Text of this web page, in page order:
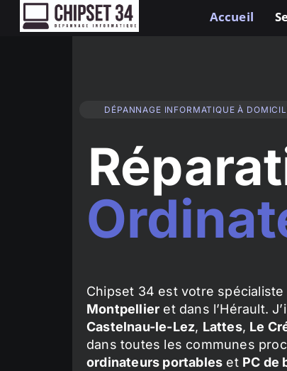
Accueil
DÉPANNAGE INFORMATIQUE À
Chipset 34 est votre
Montpellier et dans l’Hérault.
Castelnau-le-Lez, Lattes, Le
dans toutes les communes
ordinateurs portables et PC de